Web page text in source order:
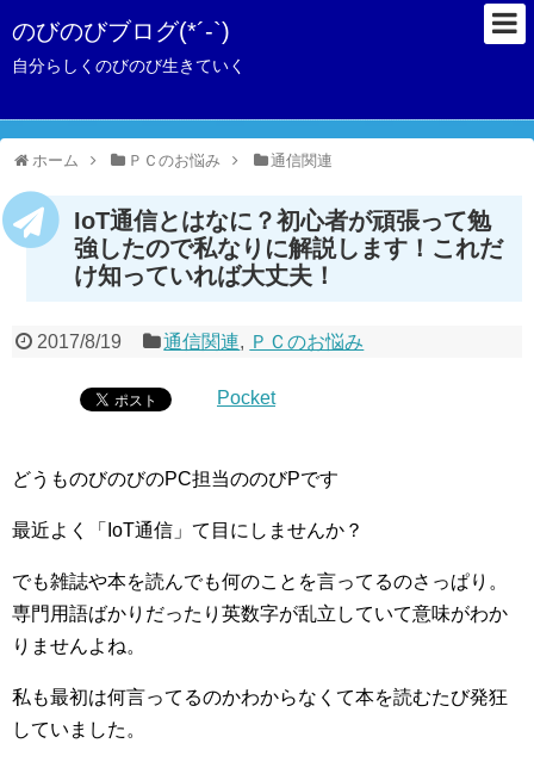
のびのびブログ(*´-`)
自分らしくのびのび生きていく
ホーム ＰＣのお悩み 通信関連
IoT通信とはなに？初心者が頑張って勉
強したので私なりに解説します！これだ
け知っていれば大丈夫！
2017/8/19 通信関連, ＰＣのお悩み
Pocket
どうものびのびのPC担当ののびPです
最近よく「IoT通信」て目にしませんか？
でも雑誌や本を読んでも何のことを言ってるのさっぱり。
専門用語ばかりだったり英数字が乱立していて意味がわか
りませんよね。
私も最初は何言ってるのかわからなくて本を読むたび発狂
していました。